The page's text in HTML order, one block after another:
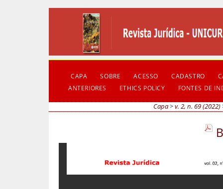
CAPA SOBRE ACESSO CADASTRO
ANTERIORES
ETHICS POLICY FONTES DE
Capa>v. 2, n. 69 (2022)